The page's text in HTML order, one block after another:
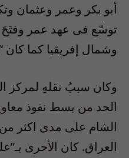
أبو بكر وعمر وعثمان
توسّع فى عهد عمر وفتَحَ
وشمال إفريقيا كما كان
وكان سببُ نقلهِ لمركز
الحد من بسط نفوذ
الشام على مدى اكثر
العراق. كان الأحرى